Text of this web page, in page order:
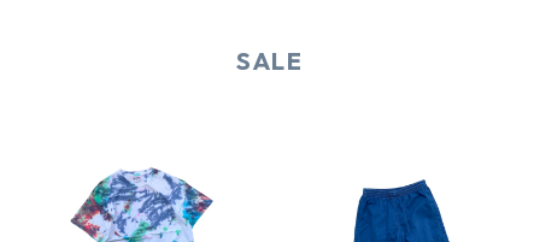
SALE